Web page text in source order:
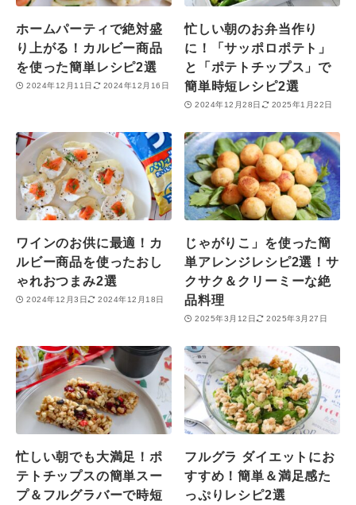
ホームパーティで絶対盛
り上がる！カルビー商品
を使った簡単レシピ2選
2024年12月11日 2024年12月16日
忙しい朝のお弁当作り
に！「サッポロポテト」
と「ポテトチップス」で
簡単時短レシピ2選
2024年12月28日 2025年1月22日
ワインのお供に最適！カ
ルビー商品を使ったおし
ゃれおつまみ2選
2024年12月3日 2024年12月18日
じゃがりこ」を使った簡
単アレンジレシピ2選！サ
クサク＆クリーミーな絶
品料理
2025年3月12日 2025年3月27日
忙しい朝でも大満足！ポ
テトチップスの簡単スー
プ＆フルグラバーで時短
フルグラ ダイエットにお
すすめ！簡単＆満足感た
っぷりレシピ2選